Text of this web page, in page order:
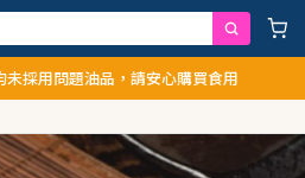
用問題油品，請安心購買食用